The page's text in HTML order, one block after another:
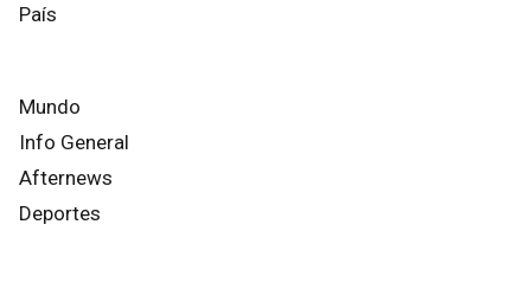
País
Mundo
Info General
Afternews
Deportes